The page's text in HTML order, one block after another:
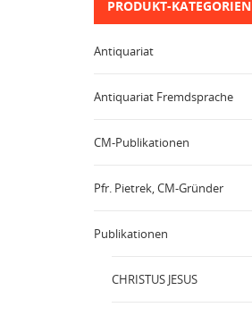
PRODUKT-KATEGORIEN
Antiquariat
Antiquariat Fremdsprache
CM-Publikationen
Pfr. Pietrek, CM-Gründer
Publikationen
CHRISTUS JESUS